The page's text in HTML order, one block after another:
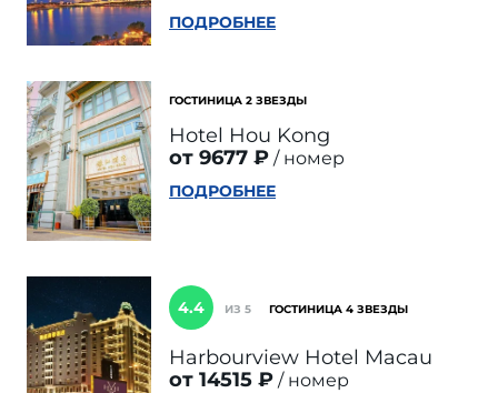
ПОДРОБНЕЕ
ГОСТИНИЦА 2 ЗВЕЗДЫ
Hotel Hou Kong
от 9677 ₽
номер
ПОДРОБНЕЕ
4.4 ИЗ 5 ГОСТИНИЦА 4 ЗВЕЗДЫ
Harbourview Hotel Macau
от 14515 ₽
номер